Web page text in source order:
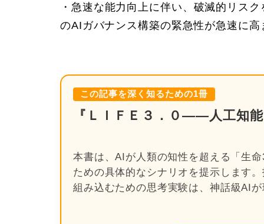
・急速な能力向上に伴い、破滅的リス
のAIガバナンス構築の緊急性が急速に高
この記事を深く知るための1冊
『ＬＩＦＥ３．０――人工知能
本書は、AIが人類の知性を超える「生
ための具体的なシナリオを提示します
組み込むための思考実験は、神話級AI